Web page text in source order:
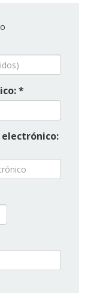
*